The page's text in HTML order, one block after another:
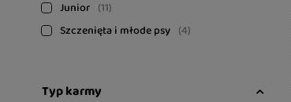
Junior
11
Szczenięta i młode psy
4
Typ karmy